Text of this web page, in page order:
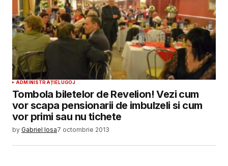
ADMINISTRAȚIELUGOJ
Tombola biletelor de Revelion! Vezi cum
vor scapa pensionarii de imbulzeli si cum
vor primi sau nu tichete
by Gabriel Iosa7 octombrie 2013